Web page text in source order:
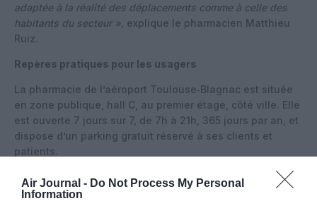
Air Journal - Do Not Process My Personal
Information
adaptée à la réalité des déplacements comme à celle des
habitants du secteur », explique le pharmacien Matthieu
Ruiz.
Repères pratiques pour les usagers
La pharmacie de l’aéroport Toulouse‑Blagnac est située
en zone publique, hall C, au premier étage, côté ville. Elle
est ouverte 7 jours sur 7, de 7h à 21h, 365 jours par an, et
dispose d’un parking gratuit réservé à ses clients et
patients.
Parmi les services proposés figurent la délivrance de
traitements médicamenteux chroniques ou ponctuels, la